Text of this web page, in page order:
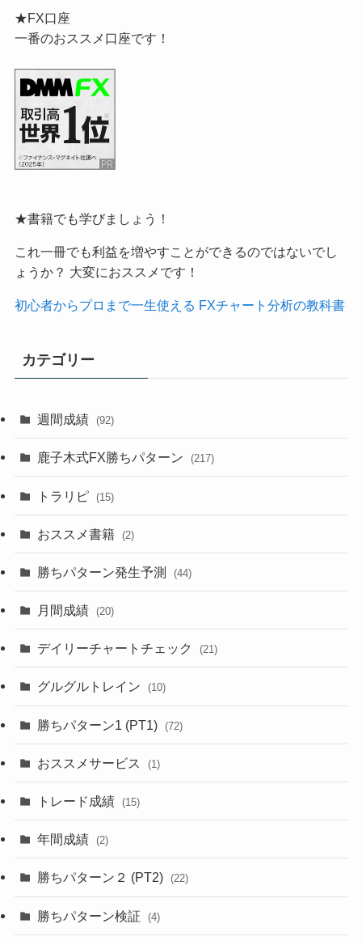
★FX口座
一番のおススメ口座です！
★書籍でも学びましょう！
これ一冊でも利益を増やすことができるのではないでし
ょうか？ 大変におススメです！
初心者からプロまで一生使える FXチャート分析の教科書
カテゴリー
週間成績 (92)
鹿子木式FX勝ちパターン (217)
トラリピ (15)
おススメ書籍 (2)
勝ちパターン発生予測 (44)
月間成績 (20)
デイリーチャートチェック (21)
グルグルトレイン (10)
勝ちパターン1 (PT1) (72)
おススメサービス (1)
トレード成績 (15)
年間成績 (2)
勝ちパターン２ (PT2) (22)
勝ちパターン検証 (4)